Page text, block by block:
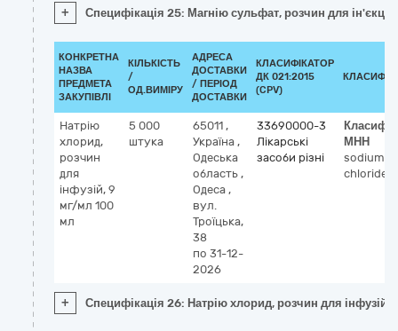
+ Специфікація 25: Магнію сульфат, розчин для
КОНКРЕТНА
НАЗВА
ПРЕДМЕТА
ЗАКУПІВЛІ
КІЛЬКІСТЬ
/
ОД.ВИМІРУ
АДРЕСА
ДОСТАВКИ
/ ПЕРІОД
ДОСТАВКИ
КЛАСИФІКАТОР
ДК 021:2015
(CPV)
Натрію
хлорид,
розчин
для
інфузій, 9
мг/мл 100
мл
5 000
штука
65011 ,
Україна ,
Одеська
область ,
Одеса ,
вул.
Троїцька,
38
по 31-12-
2026
33690000-3
Лікарські
засоби різні
МНН
sodium
chloride
+ Специфікація 26: Натрію хлорид, розчин для